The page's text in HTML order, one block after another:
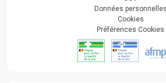
Données personnelles
Cookies
Préférences Cookies